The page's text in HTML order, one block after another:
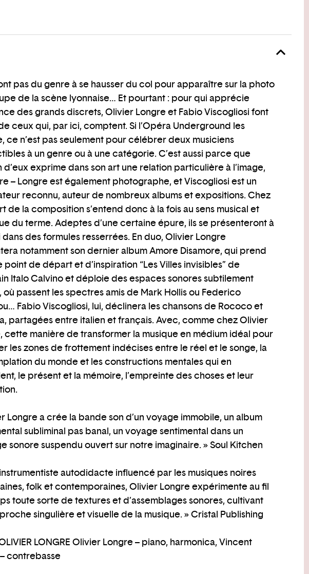
pas du genre à se hausser du col pour apparaître sur la photo
de la scène lyonnaise… Et pourtant : pour qui apprécie
des grands discrets, Olivier Longre et Fabio Viscogliosi font
ceux qui, par ici, comptent. Si l’Opéra Underground les
ce n’est pas seulement pour célébrer deux musiciens
à un genre ou à une catégorie. C’est aussi parce que
d’eux exprime dans son art une relation particulière à l’image,
– Longre est également photographe, et Viscogliosi est un
reconnu, auteur de nombreux albums et expositions. Chez
de la composition s’entend donc à la fois au sens musical et
du terme. Adeptes d’une certaine épure, ils se présenteront à
dans des formules resserrées. En duo, Olivier Longre
notamment son dernier album Amore Disamore, qui prend
point de départ et d’inspiration “Les Villes invisibles” de
Italo Calvino et déploie des espaces sonores subtilement
où passent les spectres amis de Mark Hollis ou Federico
Fabio Viscogliosi, lui, déclinera les chansons de Rococo et
partagées entre italien et français. Avec, comme chez Olivier
cette manière de transformer la musique en médium idéal pour
les zones de frottement indécises entre le réel et le songe, la
du monde et les constructions mentales qui en
le présent et la mémoire, l’empreinte des choses et leur
Longre a crée la bande son d’un voyage immobile, un album
subliminal pas banal, un voyage sentimental dans un
sonore suspendu ouvert sur notre imaginaire. » Soul Kitchen
autodidacte influencé par les musiques noires
folk et contemporaines, Olivier Longre expérimente au fil
toute sorte de textures et d’assemblages sonores, cultivant
singulière et visuelle de la musique. » Cristal Publishing
LONGRE Olivier Longre – piano, harmonica, Vincent
contrebasse